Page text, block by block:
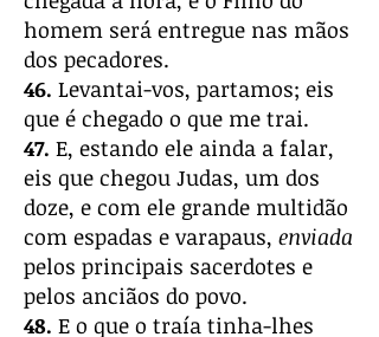
homem será entregue nas mãos
dos pecadores.
46. Levantai-vos, partamos; eis
que é chegado o que me trai.
47. E, estando ele ainda a falar,
eis que chegou Judas, um dos
doze, e com ele grande multidão
com espadas e varapaus, enviada
pelos principais sacerdotes e
pelos anciãos do povo.
48. E o que o traía tinha-lhes